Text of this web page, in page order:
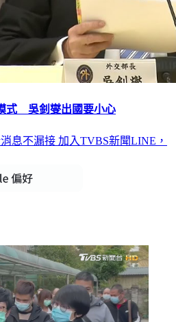
式 吳釗燮出國要小心
息不漏接 加入TVBS新聞LINE，